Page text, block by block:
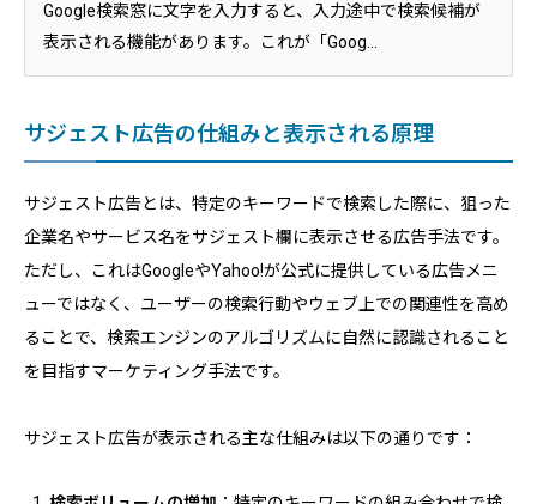
Google検索窓に文字を入力すると、入力途中で検索候補が
表示される機能があります。これが「Goog...
サジェスト広告の仕組みと表示される原理
サジェスト広告とは、特定のキーワードで検索した際に、狙った
企業名やサービス名をサジェスト欄に表示させる広告手法です。
ただし、これはGoogleやYahoo!が公式に提供している広告メニ
ューではなく、ユーザーの検索行動やウェブ上での関連性を高め
ることで、検索エンジンのアルゴリズムに自然に認識されること
を目指すマーケティング手法です。
サジェスト広告が表示される主な仕組みは以下の通りです：